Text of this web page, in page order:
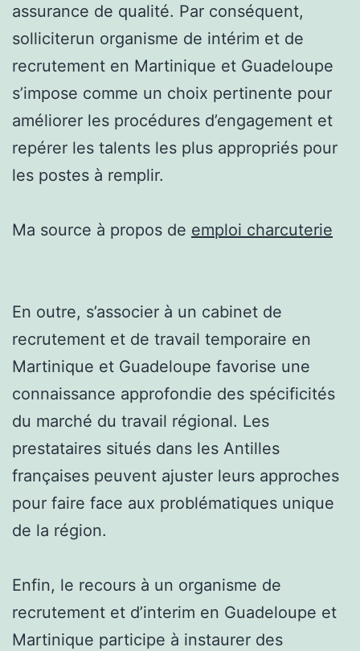
assurance de qualité. Par conséquent,
solliciterun organisme de intérim et de
recrutement en Martinique et Guadeloupe
s’impose comme un choix pertinente pour
améliorer les procédures d’engagement et
repérer les talents les plus appropriés pour
les postes à remplir.
Ma source à propos de emploi charcuterie
En outre, s’associer à un cabinet de
recrutement et de travail temporaire en
Martinique et Guadeloupe favorise une
connaissance approfondie des spécificités
du marché du travail régional. Les
prestataires situés dans les Antilles
françaises peuvent ajuster leurs approches
pour faire face aux problématiques unique
de la région.
Enfin, le recours à un organisme de
recrutement et d’interim en Guadeloupe et
Martinique participe à instaurer des